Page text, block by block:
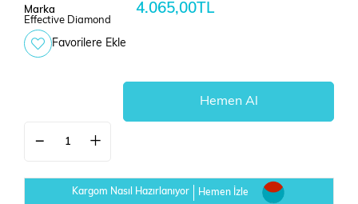
Marka
Effective Diamond
4.065,00TL
Favorilere Ekle
Kargom Nasıl Hazırlanıyor Hemen İzle